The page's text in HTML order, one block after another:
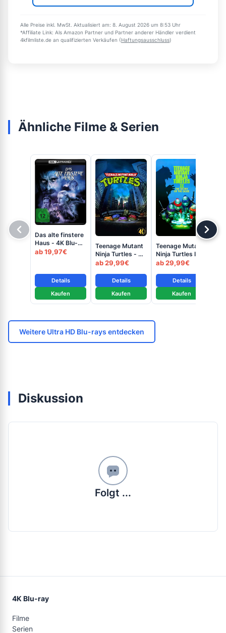
Alle Preise inkl. MwSt. Aktualisiert am: 8. August 2026 um 8:53 Uhr
*Affiliate Link: Als Amazon Partner und Partner anderer Händler verdient
4kfilmliste.de an qualifizierten Verkäufen (Haftungsausschluss)
Ähnliche Filme & Serien
Das alte finstere
Haus - 4K Blu-
ray (UHD Blu-ray
ab 19,97€
Details
Kaufen
Teenage Mutant
Ninja Turtles - 4K
Blu-ray (UHD +
ab 29,99€
Details
Kaufen
Teenage Mutant
Ninja Turtles II:
The Secret of
Blu-ray (UHD +
Blu-ray Disc)
ab 29,99€
Details
Kaufen
Weitere Ultra HD Blu-rays entdecken
Diskussion
Folgt ...
4K Blu-ray
Filme
Serien